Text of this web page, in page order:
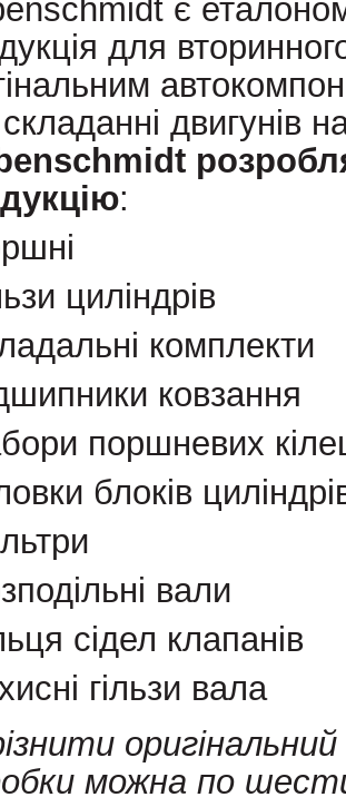
є еталоном
для
двигунів
:
циліндрів
комплекти
ковзання
поршневих
блоків
вали
сідел клапанів
гільзи вала
можна по